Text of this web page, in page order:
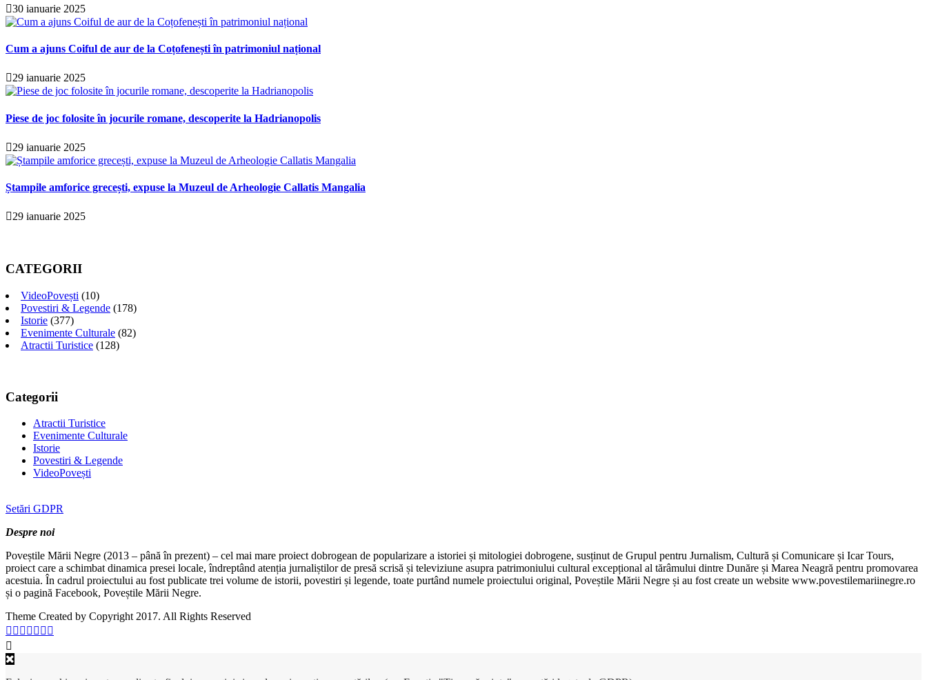
30 ianuarie 2025
Cum a ajuns Coiful de aur de la Coțofenești în patrimoniul național
29 ianuarie 2025
Piese de joc folosite în jocurile romane, descoperite la Hadrianopolis
29 ianuarie 2025
Ștampile amforice grecești, expuse la Muzeul de Arheologie Callatis Mangalia
29 ianuarie 2025
CATEGORII
VideoPovești (10)
Povestiri & Legende (178)
Istorie (377)
Evenimente Culturale (82)
Atractii Turistice (128)
Categorii
Atractii Turistice
Evenimente Culturale
Istorie
Povestiri & Legende
VideoPovești
Setări GDPR
Despre noi
Poveștile Mării Negre (2013 – până în prezent) – cel mai mare proiect dobrogean de popularizare a istoriei și mitologiei dobrogene, susținut de Grupul pentru Jurnalism, Cultură și Comunicare și Icar Tours,
proiect care a schimbat dinamica presei locale, îndreptând atenția jurnaliștilor de presă scrisă și televiziune asupra patrimoniului cultural excepțional al tărâmului dintre Dunăre și Marea Neagră pentru promovarea
acestuia. În cadrul proiectului au fost publicate trei volume de istorii, povestiri și legende, toate purtând numele proiectului original, Poveștile Mării Negre și au fost create un website www.povestilemariinegre.ro
și o pagină Facebook, Poveștile Mării Negre.
Theme Created by Copyright 2017. All Rights Reserved